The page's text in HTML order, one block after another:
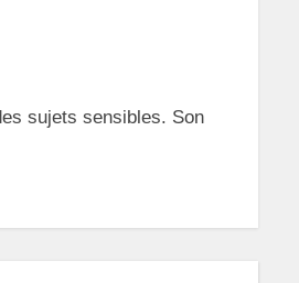
sujets sensibles. Son